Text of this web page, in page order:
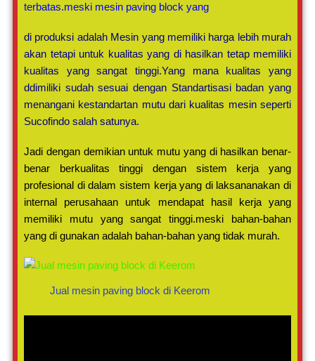
terbatas.meski mesin paving block yang
di produksi adalah Mesin yang memiliki harga lebih murah
akan tetapi untuk kualitas yang di hasilkan tetap memiliki
kualitas yang sangat tinggi.Yang mana kualitas yang
ddimiliki sudah sesuai dengan Standartisasi badan yang
menangani kestandartan mutu dari kualitas mesin seperti
Sucofindo salah satunya.
Jadi dengan demikian untuk mutu yang di hasilkan benar-
benar berkualitas tinggi dengan sistem kerja yang
profesional di dalam sistem kerja yang di laksananakan di
internal perusahaan untuk mendapat hasil kerja yang
memiliki mutu yang sangat tinggi.meski bahan-bahan
yang di gunakan adalah bahan-bahan yang tidak murah.
Jual mesin paving block di Keerom